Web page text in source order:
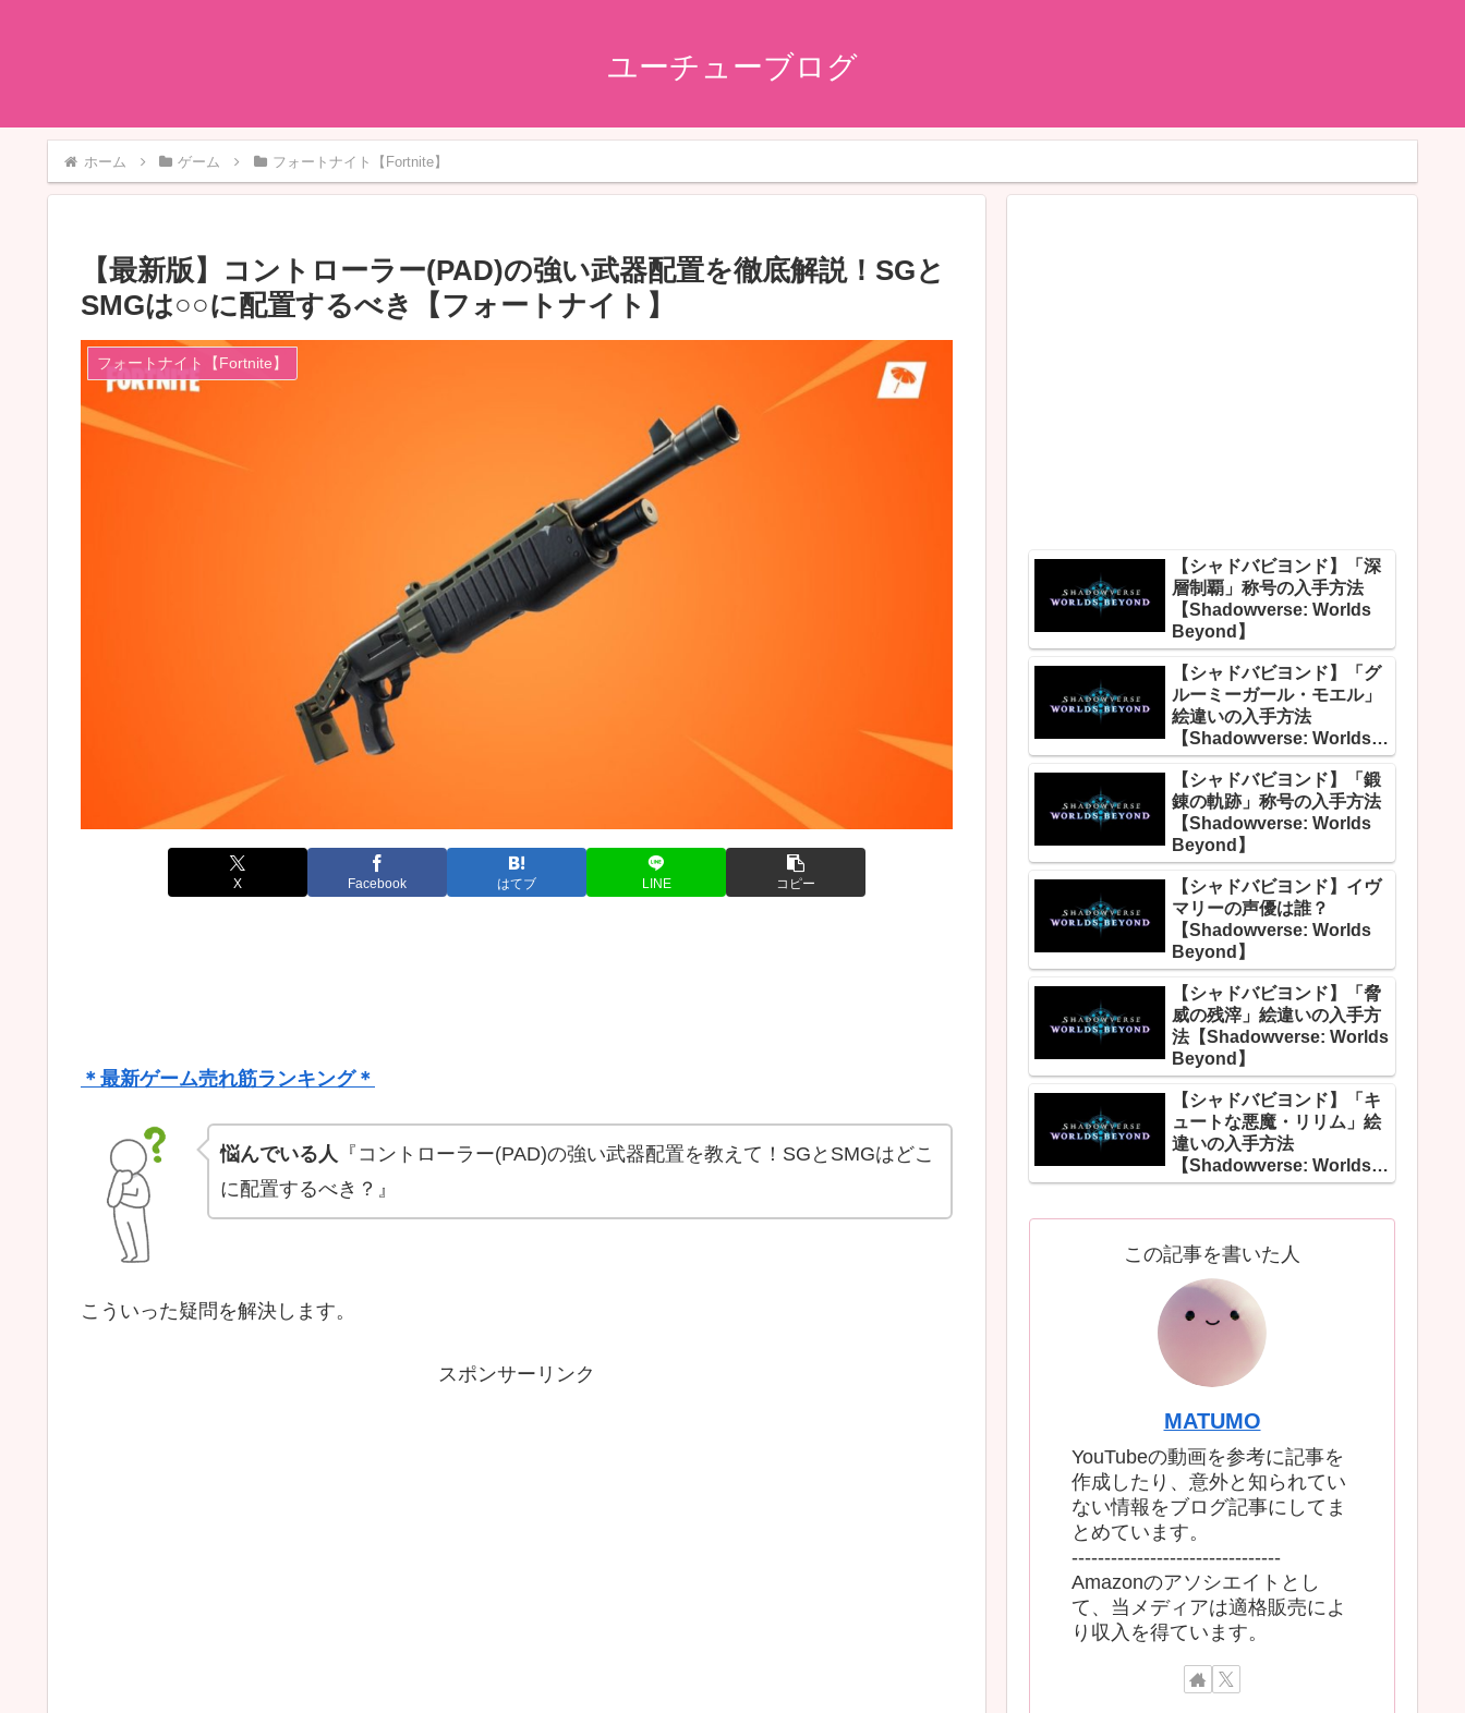
ユーチューブログ
ホーム ゲーム フォートナイト【Fortnite】
【最新版】コントローラー(PAD)の強い武器配置を徹底解説！SGと
SMGは○○に配置するべき【フォートナイト】
フォートナイト【Fortnite】
X Facebook はてブ LINE コピー
＊最新ゲーム売れ筋ランキング＊
悩んでいる人 『コントローラー(PAD)の強い武器配置を教えて！SGとSMGはどこ
に配置するべき？』
こういった疑問を解決します。
スポンサーリンク
【シャドバビヨンド】「深
層制覇」称号の入手方法
【Shadowverse: Worlds
Beyond】
【シャドバビヨンド】「グ
ルーミーガール・モエル」
絵違いの入手方法
【Shadowverse: Worlds
Beyond】
【シャドバビヨンド】「鍛
錬の軌跡」称号の入手方法
【Shadowverse: Worlds
Beyond】
【シャドバビヨンド】イヴ
マリーの声優は誰？
【Shadowverse: Worlds
Beyond】
【シャドバビヨンド】「脅
威の残滓」絵違いの入手方
法【Shadowverse: Worlds
Beyond】
【シャドバビヨンド】「キ
ュートな悪魔・リリム」絵
違いの入手方法
【Shadowverse: Worlds
Beyond】
この記事を書いた人
MATUMO
YouTubeの動画を参考に記事を
作成したり、意外と知られてい
ない情報をブログ記事にしてま
とめています。
--------------------------------
Amazonのアソシエイトとし
て、当メディアは適格販売によ
り収入を得ています。